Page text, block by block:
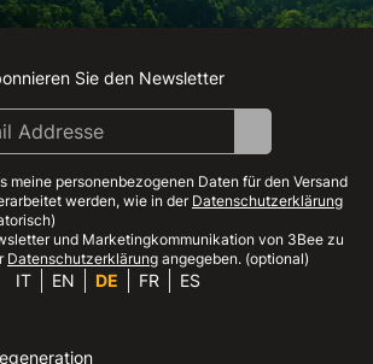
Instagram
Facebook
Linkedin
Youtube
Sie den Newsletter
meine personenbezogenen Daten für den Versand
werden, wie in der Datenschutzerklärung
und Marketingkommunikation von 3Bee zu
Datenschutzerklärung angegeben. (optional)
IT EN DE FR ES